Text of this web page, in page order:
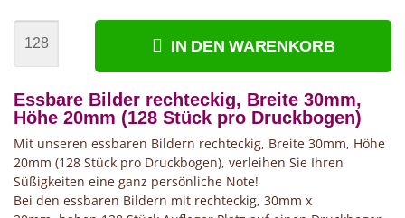
IN DEN WARENKORB
Essbare Bilder rechteckig, Breite 30mm,
Höhe 20mm (128 Stück pro Druckbogen)
Mit unseren essbaren Bildern rechteckig, Breite 30mm, Höhe
20mm (128 Stück pro Druckbogen), verleihen Sie Ihren
Süßigkeiten eine ganz persönliche Note!
Bei den essbaren Bildern mit rechteckig, 30mm x